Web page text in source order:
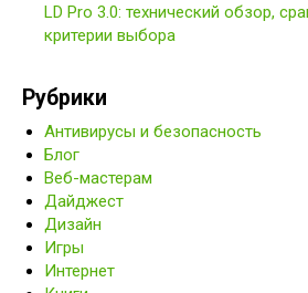
LD Pro 3.0: технический обзор,
критерии выбора
Рубрики
Антивирусы и безопасность
Блог
Веб-мастерам
Дайджест
Дизайн
Игры
Интернет